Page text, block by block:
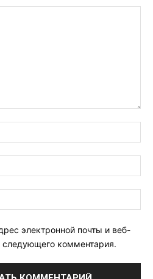
электронной почты и веб-
следующего комментария.